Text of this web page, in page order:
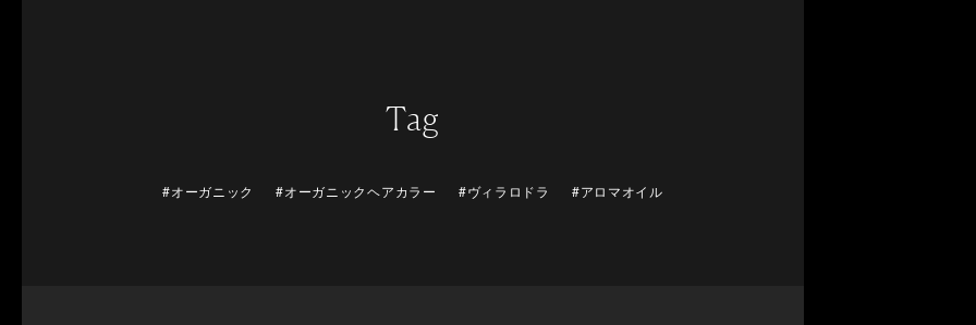
Tag
#オーガニック #オーガニックヘアカラー #ヴィラロドラ #アロマオイル